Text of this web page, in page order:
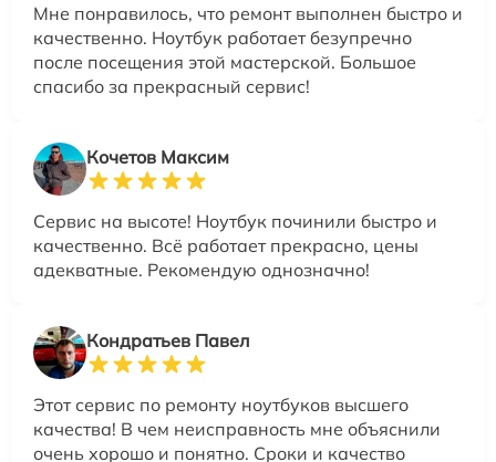
Мне понравилось, что ремонт выполнен быстро и
качественно. Ноутбук работает безупречно
после посещения этой мастерской. Большое
спасибо за прекрасный сервис!
Кочетов Максим
Сервис на высоте! Ноутбук починили быстро и
качественно. Всё работает прекрасно, цены
адекватные. Рекомендую однозначно!
Кондратьев Павел
Этот сервис по ремонту ноутбуков высшего
качества! В чем неисправность мне объяснили
очень хорошо и понятно. Сроки и качество